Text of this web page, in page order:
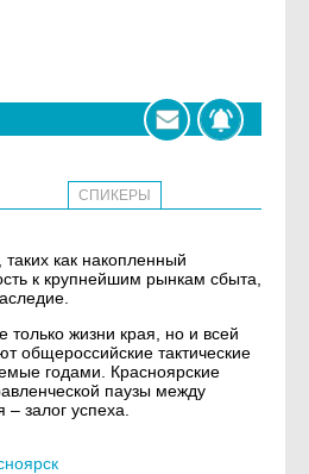
СПИКЕРЫ
как накопленный
к крупнейшим рынкам сбыта,
жизни края, но и всей
общероссийские тактические
годами. Красноярские
паузы между
залог успеха.